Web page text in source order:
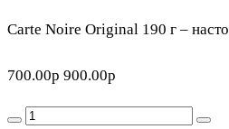
Carte Noire Original 190 г –
700.00р 900.00р